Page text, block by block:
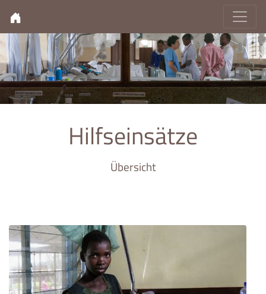
Hilfseinsätze
Übersicht